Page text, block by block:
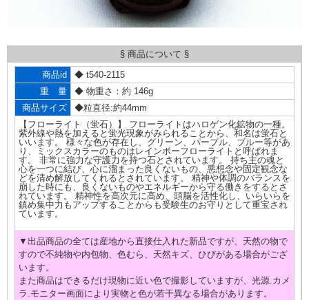
§ 商品について §
商品id
◆ t540-2115
重 量
◆ 物重さ：約 146g
商品サイズ
◆粒直径:約44mm
【フローライト（蛍石）】 フローライトはハロゲン化鉱物の一種。
紫外線や熱を加えると蛍光現象がみられることから、和名は蛍石と
いいます。 様々な色が存在し、グリーン、パープル、ブルー等があ
り、ミックスカラーのものはレインボーフローライトと呼ばれま
す。 非常に強力な守護力を持つ石とされています。 持ち主の魂と
心を一つに結び、心に溜まった良くないもの、悪想念や固定観念な
どを清め解放してくれるとされています。 精神や体調のバランスを
崩した時にも、良くないものやエネルギーから守る働きをするとさ
れています。 精神性を高次元に高め、頭脳を活性化し、いらいらを
鎮め集中力もアップすることからも受験生のお守りとして重宝され
ています。
▼出品商品の全ては産地から直接仕入れた新品ですが、天然の物で
すので不純物や内包物、色むら、天然キズ、ひびがある場合がござ
います。
また商品はできるだけ現物に近い色で撮影していますが、光源.カメ
ラ.モニター画面により実物と色が若干異なる場合があります。